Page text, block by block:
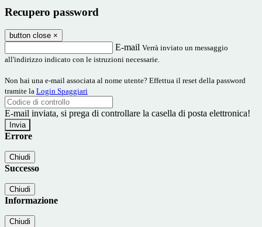
Recupero password
button close ×
E-mail Verrà inviato un messaggio
all'indirizzo indicato con le istruzioni necessarie.
Non hai una e-mail associata al nome utente? Effettua il reset della password
tramite la Login Spaggiari
E-mail inviata, si prega di controllare la casella di posta elettronica!
Errore
Chiudi
Successo
Chiudi
Informazione
Chiudi